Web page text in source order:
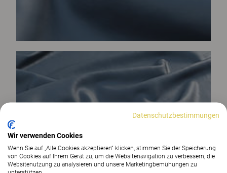
Datenschutzbestimmungen
Wir verwenden Cookies
Wenn Sie auf „Alle Cookies akzeptieren“ klicken, stimmen Sie der Speicherung
von Cookies auf Ihrem Gerät zu, um die Websitenavigation zu verbessern, die
Websitenutzung zu analysieren und unsere Marketingbemühungen zu